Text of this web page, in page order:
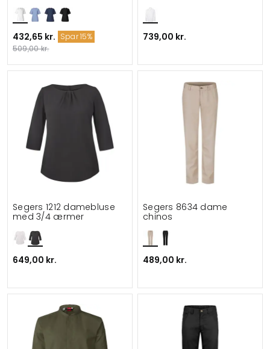
432,65 kr. Spar 15%
509,00 kr.
739,00 kr.
Segers 1212 damebluse
med 3/4 ærmer
649,00 kr.
Segers 8634 dame
chinos
489,00 kr.